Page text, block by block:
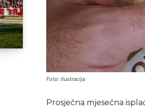
Foto: Ilustracija
Prosječna mjesečna